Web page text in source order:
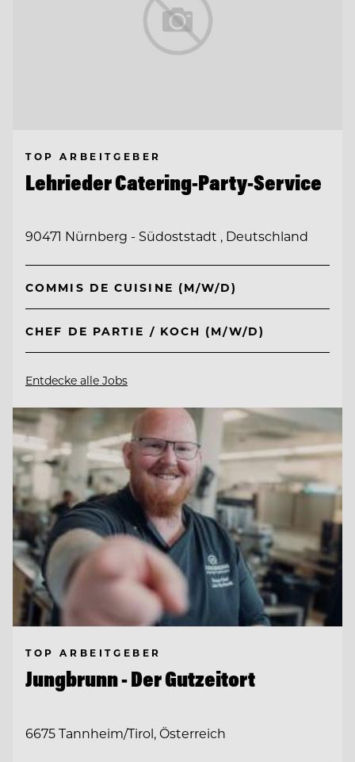
TOP ARBEITGEBER
Lehrieder Catering-Party-Service
90471 Nürnberg - Südoststadt , Deutschland
COMMIS DE CUISINE (M/W/D)
CHEF DE PARTIE / KOCH (M/W/D)
Entdecke alle Jobs
TOP ARBEITGEBER
Jungbrunn - Der Gutzeitort
6675 Tannheim/Tirol, Österreich